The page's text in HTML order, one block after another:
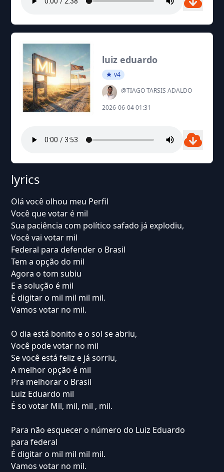
luiz eduardo
v4
@TIAGO TARSIS ADALDO
2026-06-04 01:31
lyrics
Olá você olhou meu Perfil
Você que votar é mil
Sua paciência com político safado já explodiu,
Você vai votar mil
Federal para defender o Brasil
Tem a opção do mil
Agora o tom subiu
E a solução é mil
É digitar o mil mil mil mil.
Vamos votar no mil.
O dia está bonito e o sol se abriu,
Você pode votar no mil
Se você está feliz e já sorriu,
A melhor opção é mil
Pra melhorar o Brasil
Luiz Eduardo mil
É so votar Mil, mil, mil , mil.
Para não esquecer o número do Luiz Eduardo
para federal
É digitar o mil mil mil mil.
Vamos votar no mil.